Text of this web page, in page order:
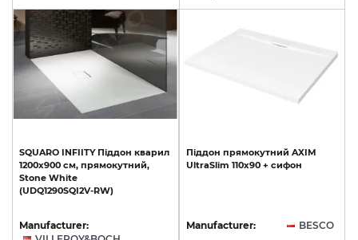
SQUARO INFIITY Піддон кварил
1200x900 см, прямокутний,
Stone White
(UDQ1290SQI2V-RW)
Manufacturer:
Піддон прямокутний AXIM
UltraSlim 110х90 + сифон
Manufacturer: BESCO